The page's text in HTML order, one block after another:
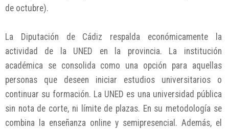
de octubre).
La Diputación de Cádiz respalda económicamente la
actividad de la UNED en la provincia. La institución
académica se consolida como una opción para aquellas
personas que deseen iniciar estudios universitarios o
continuar su formación. La UNED es una universidad pública
sin nota de corte, ni límite de plazas. En su metodología se
combina la enseñanza online y semipresencial. Además, el